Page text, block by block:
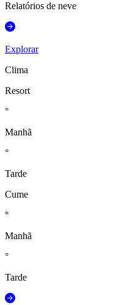
Relatórios de neve
Explorar
Clima
Resort
°
Manhã
°
Tarde
Cume
°
Manhã
°
Tarde